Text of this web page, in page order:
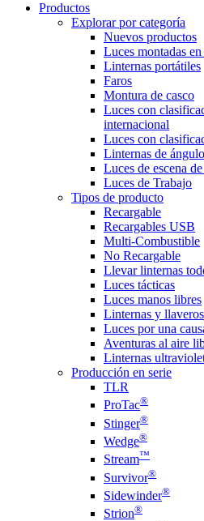
Productos
Explorar por categoría
Nuevos productos
Luces montadas en
Linternas portátiles
Faros
Montura de casco
Luces con
internacional
Luces con
Linternas de
Luces de escena
Luces de Trabajo
Tipos de producto
Recargable
Recargables USB
Multi-Combustible
No Recargable
Llevar linternas
Luces tácticas
Luces manos libres
Linternas y llaveros
Luces por una
Aventuras al aire
Linternas
Producción en serie
TLR
ProTac®
Stinger®
Wedge®
Stream™
Survivor®
Sidewinder®
Strion®